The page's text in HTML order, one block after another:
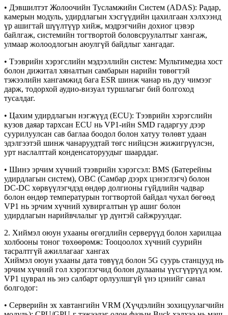
• Дэвшилтэт Жолоочийн Тусламжийн Систем (ADAS): Радар,
камерын модуль, удирдлагын хэсгүүдийн цахилгаан хэлхээнд
үр ашигтай шүүлтүүр хийж, мэдрэгчийн дохиог цэвэр
байлгаж, системийн тогтвортой боловсруулалтыг хангаж,
улмаар жолоодлогын аюулгүй байдлыг хангадаг.
• Тээврийн хэрэгслийн мэдээллийн систем: Мультимедиа хост
болон дижитал хяналтын самбарын нарийн төвөгтэй
тэжээлийн хангамжид бага ESR шинж чанар нь дуу чимээг
дарж, тодорхой аудио-визуал туршлагыг бий болгоход
тусалдаг.
• Цахим удирдлагын нэгжүүд (ECU): Тээврийн хэрэгслийн
кузов даяар тархсан ECU нь VP1-ийн SMD гадаргуу дээр
суурилуулсан сав баглаа боодол болон хатуу төлөвт удаан
эдэлгээтэй шинж чанаруудтай төгс нийцсэн жижигрүүлсэн,
урт наслалттай конденсаторуудыг шаарддаг.
• Шинэ эрчим хүчний тээврийн хэрэгсэл: BMS (Батерейны
удирдлагын систем), OBC (Самбар дээрх цэнэглэгч) болон
DC-DC хөрвүүлэгчдэд өндөр долгионы гүйдлийн чадвар
болон өндөр температурын тогтвортой байдал чухал бөгөөд
VP1 нь эрчим хүчний хувиргалтын үр ашиг болон
удирдлагын нарийвчлалыг үр дүнтэй сайжруулдаг.
2. Хиймэл оюун ухааны өгөгдлийн серверүүд болон харилцаа
холбооны тоног төхөөрөмж: Тооцоолох хүчний суурийн
тасралтгүй ажиллагааг хангах
Хиймэл оюун ухааны дата төвүүд болон 5G суурь станцууд нь
эрчим хүчний гол хэрэглэгчид болон дулааны үүсгүүрүүд юм.
VP1 цуврал нь энэ салбарт орлуулшгүй үнэ цэнийг санал
болгодог:
• Серверийн эх хавтангийн VRM (Хүчдэлийн зохицуулагчийн